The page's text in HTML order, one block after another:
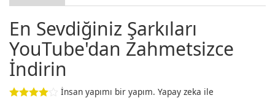
En Sevdiğiniz Şarkıları
YouTube'dan Zahmetsizce
İndirin
İnsan yapımı bir yapım. Yapay zeka ile